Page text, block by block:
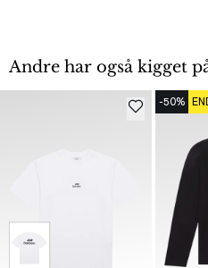
Andre har også kigget
-50%